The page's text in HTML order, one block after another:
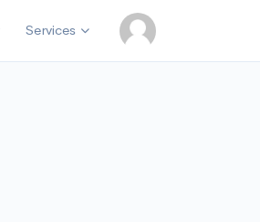
Services